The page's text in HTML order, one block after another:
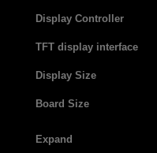
Display Controller
TFT display interface
Display Size
Board Size
Expand